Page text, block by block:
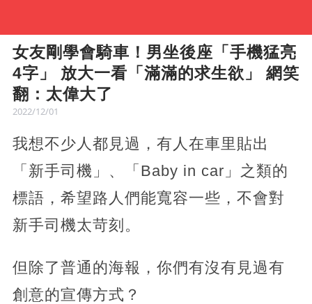
女友剛學會騎車！男坐後座「手機猛亮
4字」 放大一看「滿滿的求生欲」 網笑
翻：太偉大了
2022/12/01
我想不少人都見過，有人在車里貼出
「新手司機」、「Baby in car」之類的
標語，希望路人們能寬容一些，不會對
新手司機太苛刻。
但除了普通的海報，你們有沒有見過有
創意的宣傳方式？